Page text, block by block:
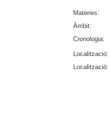
Matèries:
Àmbit:
Cronologia:
Localització:
Localització: